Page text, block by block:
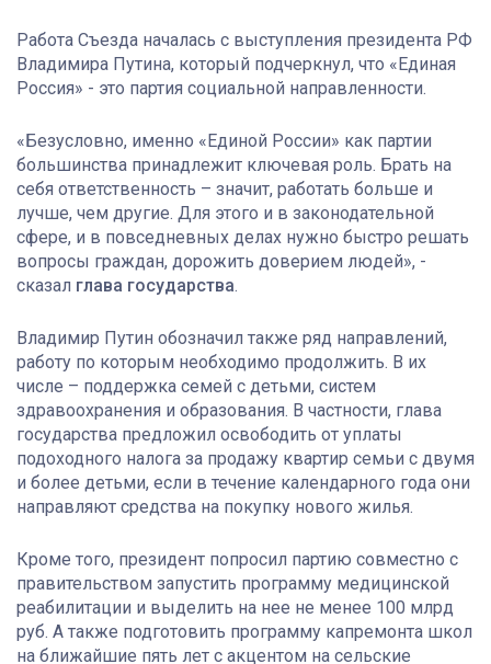
Работа Съезда началась с выступления президента РФ
Владимира Путина, который подчеркнул, что «Единая
Россия» - это партия социальной направленности.
«Безусловно, именно «Единой России» как партии
большинства принадлежит ключевая роль. Брать на
себя ответственность – значит, работать больше и
лучше, чем другие. Для этого и в законодательной
сфере, и в повседневных делах нужно быстро решать
вопросы граждан, дорожить доверием людей», -
сказал глава государства.
Владимир Путин обозначил также ряд направлений,
работу по которым необходимо продолжить. В их
числе – поддержка семей с детьми, систем
здравоохранения и образования. В частности, глава
государства предложил освободить от уплаты
подоходного налога за продажу квартир семьи с двумя
и более детьми, если в течение календарного года они
направляют средства на покупку нового жилья.
Кроме того, президент попросил партию совместно с
правительством запустить программу медицинской
реабилитации и выделить на нее не менее 100 млрд
руб. А также подготовить программу капремонта школ
на ближайшие пять лет с акцентом на сельские